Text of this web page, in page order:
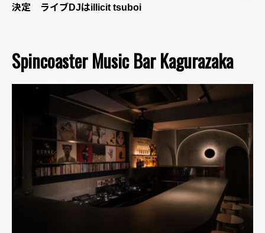
決定 ライブDJはillicit tsuboi
Spincoaster Music Bar Kagurazaka